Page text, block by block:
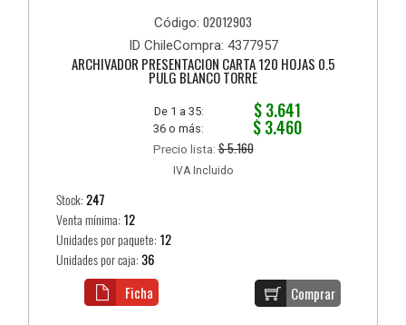
Código: 02012903
ID ChileCompra: 4377957
ARCHIVADOR PRESENTACION CARTA 120 HOJAS 0.5
PULG BLANCO TORRE
De 1 a 35: $ 3.641
36 o más: $ 3.460
Precio lista:$ 5.160
IVA Incluido
Stock:247
Venta mínima: 12
Unidades por paquete: 12
Unidades por caja:36
Comprar
Ficha